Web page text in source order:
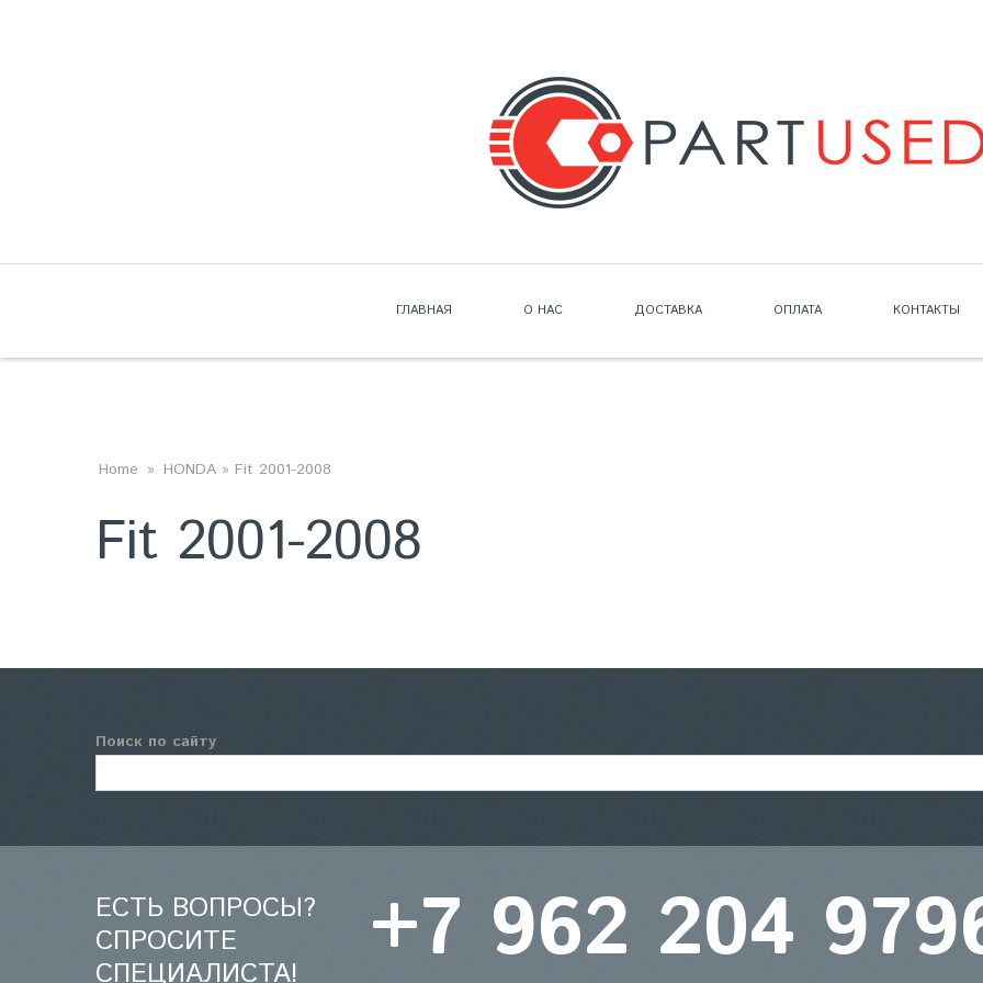
ГЛАВНАЯ О НАС ДОСТАВКА ОПЛАТА КОНТАКТЫ
ВЫ ЗДЕСЬ
Home » HONDA » Fit 2001-2008
Fit 2001-2008
Поиск по сайту
ЕСТЬ ВОПРОСЫ?
СПРОСИТЕ
СПЕЦИАЛИСТА!
+7 962 204